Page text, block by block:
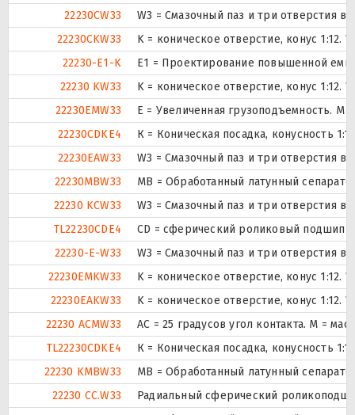
22230CW33
W3 = Смазочный паз и три отверстия
22230CKW33
K = коническое отверстие, конус
22230-E1-K
E1 = Проектирование повышенной
22230 KW33
K = коническое отверстие, конус
22230EMW33
E = Увеличенная грузоподъемность.
22230CDKE4
К = Коническая посадка, конусность
22230EAW33
W3 = Смазочный паз и три отверстия
22230MBW33
MB = Обработанный латунный
22230 KCW33
W3 = Смазочный паз и три отверстия
TL22230CDE4
CD = сферический роликовый
22230-E-W33
W3 = Смазочный паз и три отверстия
22230EMKW33
K = коническое отверстие, конус
22230EAKW33
K = коническое отверстие, конус
22230 ACMW33
AC = 25 градусов угол контакта. M =
TL22230CDKE4
К = Коническая посадка, конусность
22230 KMBW33
MB = Обработанный латунный
22230 CC.W33
Радиальный сферический